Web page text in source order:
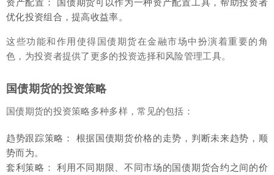
优化投资组合，提高收益率。
这些功能和作用使得国债期货在金融市场中扮演着重要的角
色，为投资者提供了更多的投资选择和风险管理工具。
国债期货的投资策略
国债期货的投资策略多种多样，常见的包括：
趋势跟踪策略： 根据国债期货价格的走势，判断未来趋势，顺
势而为。
套利策略： 利用不同期限、不同市场的国债期货合约之间的价